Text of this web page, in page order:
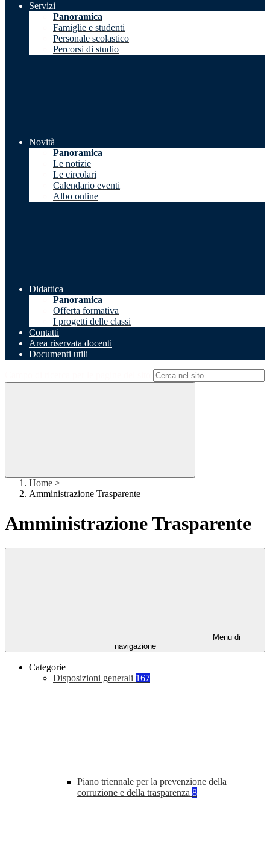
Servizi
Panoramica
Famiglie e studenti
Personale scolastico
Percorsi di studio
Novità
Panoramica
Le notizie
Le circolari
Calendario eventi
Albo online
Didattica
Panoramica
Offerta formativa
I progetti delle classi
Contatti
Area riservata docenti
Documenti utili
Home >
Amministrazione Trasparente
Amministrazione Trasparente
Menu di
navigazione
Categorie
Disposizioni generali 167
Piano triennale per la prevenzione della
corruzione e della trasparenza 8